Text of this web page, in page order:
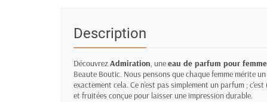
Description
DécouvrezAdmiration, uneeau de parfum pour
Beaute Boutic. Nous pensons que chaque femme mérite
exactement cela. Ce n'est pas simplement un parfum ;
et fruitées conçue pour laisser une impression durable.